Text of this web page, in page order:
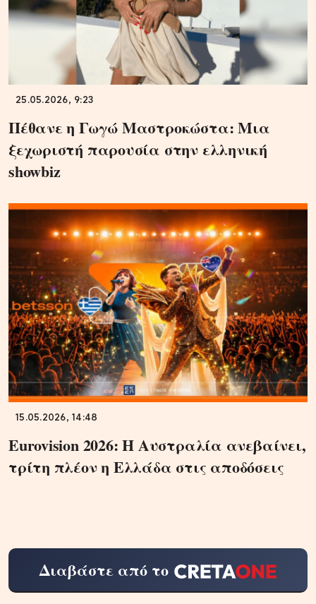
25.05.2026, 9:23
Πέθανε η Γωγώ Μαστροκώστα: Μια
ξεχωριστή παρουσία στην ελληνική
showbiz
15.05.2026, 14:48
Eurovision 2026: Η Αυστραλία ανεβαίνει,
τρίτη πλέον η Ελλάδα στις αποδόσεις
Διαβάστε από το